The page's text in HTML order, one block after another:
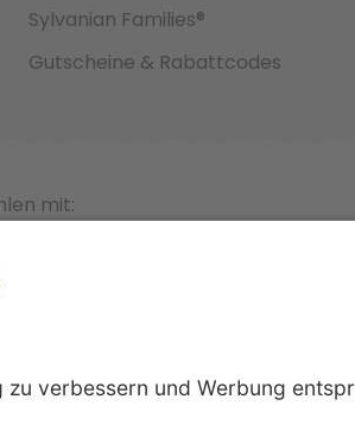
Sylvanian Families®
Gutscheine & Rabattcodes
mit: